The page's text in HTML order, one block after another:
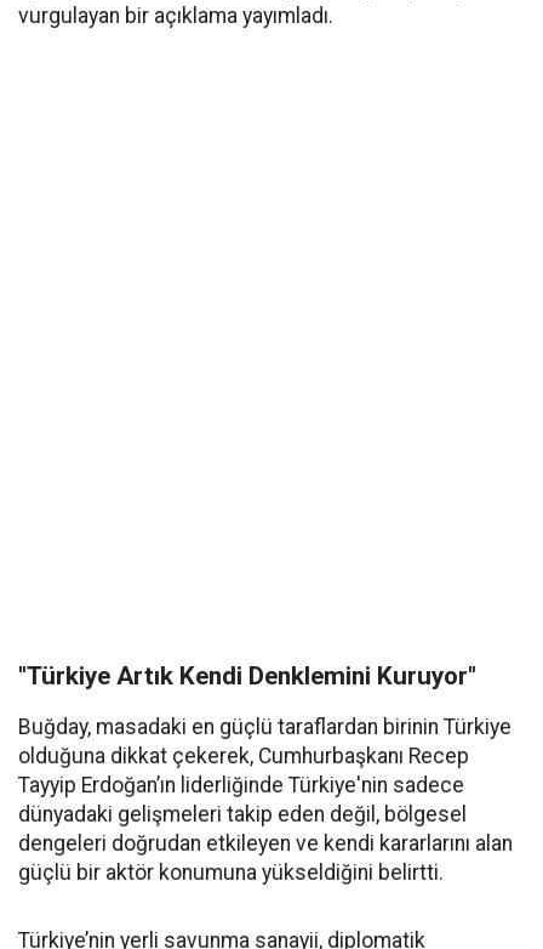
vurgulayan bir açıklama yayımladı.
"Türkiye Artık Kendi Denklemini Kuruyor"
Buğday, masadaki en güçlü taraflardan birinin Türkiye
olduğuna dikkat çekerek, Cumhurbaşkanı Recep
Tayyip Erdoğan’ın liderliğinde Türkiye'nin sadece
dünyadaki gelişmeleri takip eden değil, bölgesel
dengeleri doğrudan etkileyen ve kendi kararlarını alan
güçlü bir aktör konumuna yükseldiğini belirtti.
Türkiye’nin yerli savunma sanayii, diplomatik